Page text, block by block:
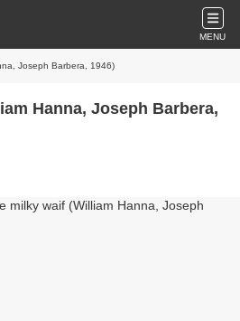
MENU
Joseph Barbera, 1946)
Hanna, Joseph Barbera,